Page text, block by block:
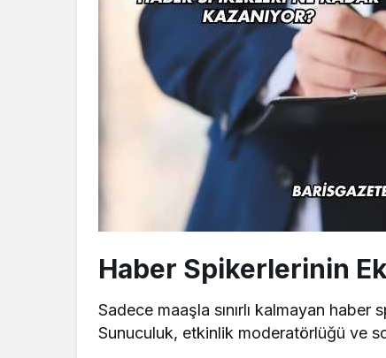
Haber Spikerlerinin
Sadece maaşla sınırlı kalmayan
Sunuculuk, etkinlik moderatörlüğü ve